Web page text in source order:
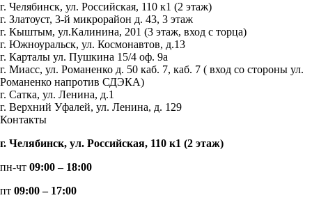
г. Челябинск, ул. Российская, 110 к1 (2 этаж)
г. Златоуст, 3-й микрорайон д. 43, 3 этаж
г. Кыштым, ул.Калинина, 201 (3 этаж, вход с торца)
г. Южноуральск, ул. Космонавтов, д.13
г. Карталы ул. Пушкина 15/4 оф. 9а
г. Миасс, ул. Романенко д. 50 каб. 7, каб. 7 ( вход со стороны ул.
Романенко напротив СДЭКА)
г. Сатка, ул. Ленина, д.1
г. Верхний Уфалей, ул. Ленина, д. 129
Контакты
г. Челябинск, ул. Российская, 110 к1 (2 этаж)
пн-чт 09:00 – 18:00
пт 09:00 – 17:00